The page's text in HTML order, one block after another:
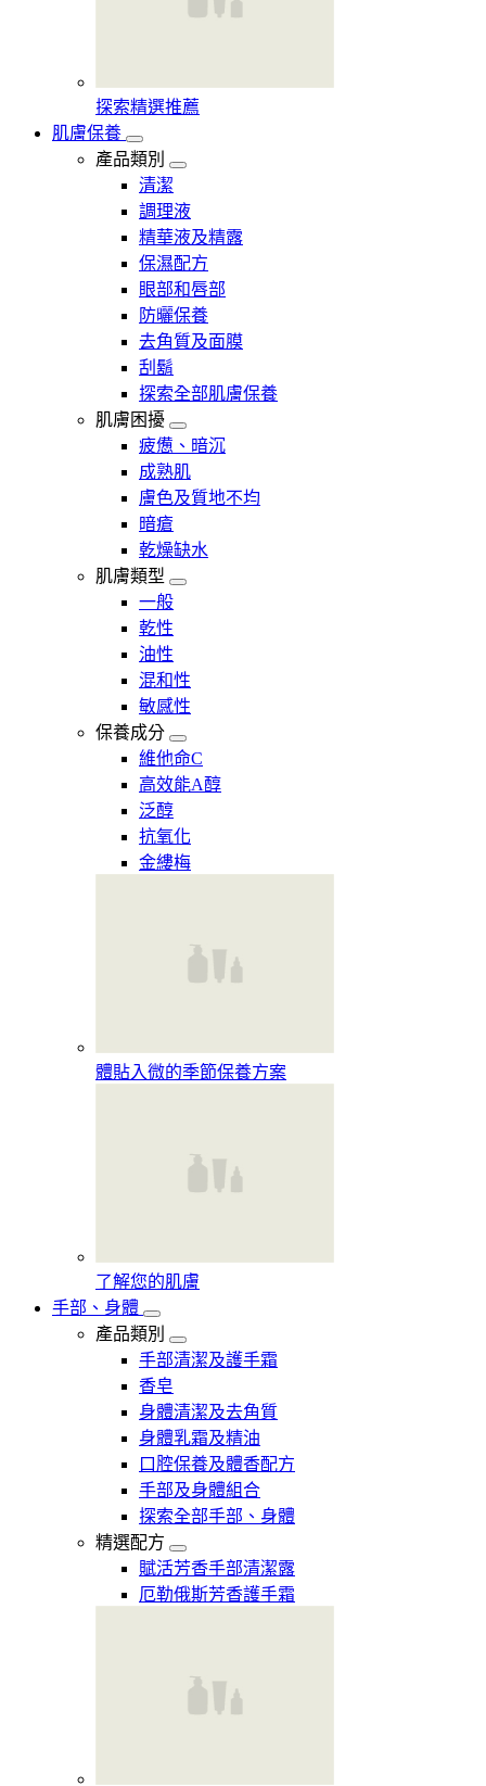
探索精選推薦
肌膚保養
產品類別
清潔
調理液
精華液及精露
保濕配方
眼部和唇部
防曬保養
去角質及面膜
刮鬍
探索全部肌膚保養
肌膚困擾
疲憊、暗沉
成熟肌
膚色及質地不均
暗瘡​
乾燥缺水
肌膚類型
一般
乾性
油性
混和性
敏感性
保養成分
維他命C
高效能A醇
泛醇
抗氧化
金縷梅
體貼入微的季節保養方案
了解您的肌膚
手部、身體
產品類別
手部清潔及護手霜
香皂
身體清潔及去角質
身體乳霜及精油
口腔保養及體香配方
手部及身體組合
探索全部手部、身體
精選配方
賦活芳香手部清潔露
厄勒俄斯芳香護手霜